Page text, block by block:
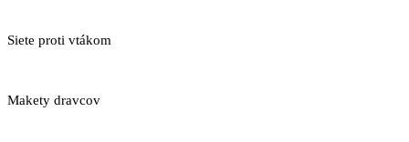
Siete proti vtákom
Makety dravcov